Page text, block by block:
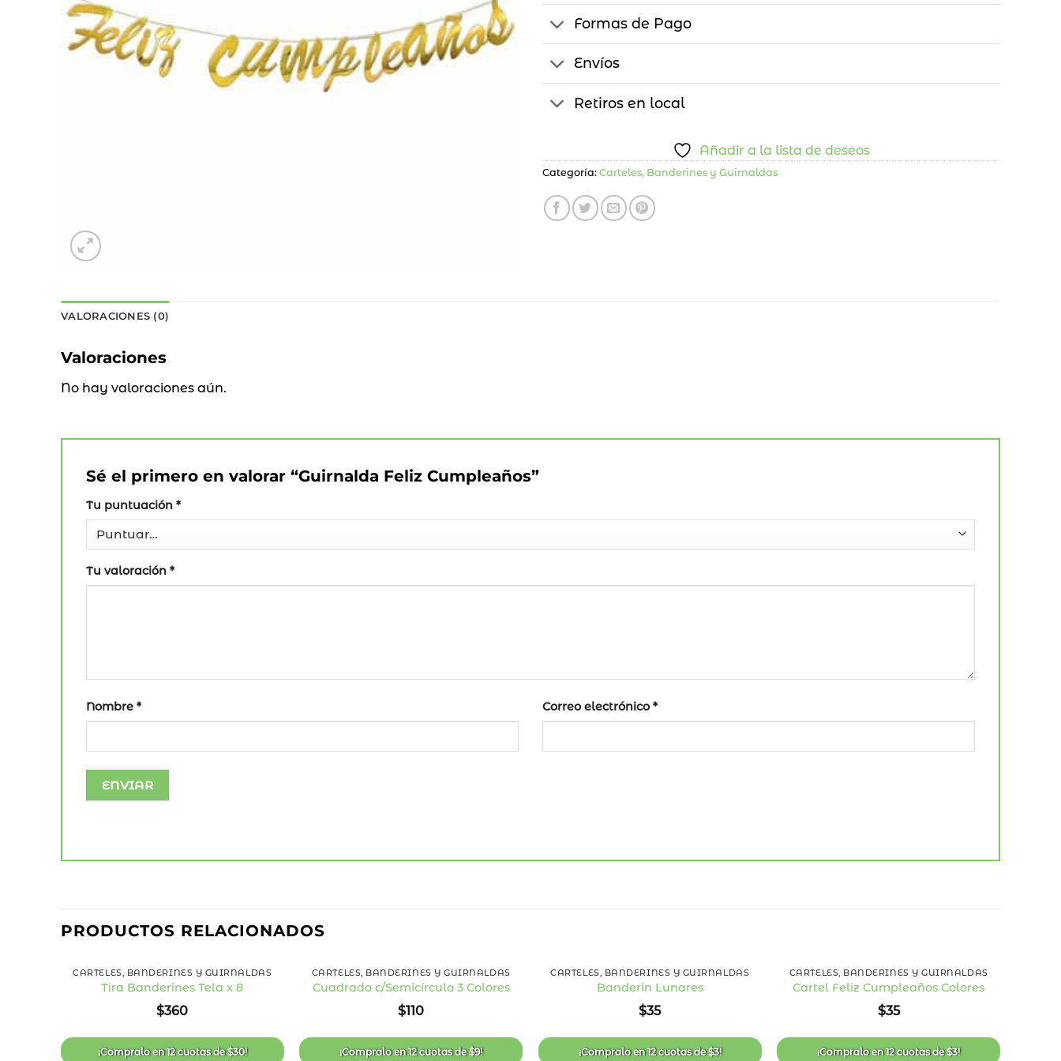
Formas de Pago
Envíos
Retiros en local
Añadir a la lista de deseos
Categoría: Carteles, Banderines y Guirnaldas
VALORACIONES (0)
Valoraciones
No hay valoraciones aún.
Sé el primero en valorar “Guirnalda Feliz Cumpleaños”
Tu puntuación *
Tu valoración *
Nombre * Correo electrónico *
PRODUCTOS RELACIONADOS
de
deseos
CARTELES, BANDERINES Y GUIRNALDAS
Tira Banderines Tela x 8
$360
¡Compralo en12 cuotasde$30!
de
deseos
CARTELES, BANDERINES Y GUIRNALDAS
Cuadrado c/Semicírculo 3 Colores
$110
¡Compralo en12 cuotasde$9!
de
deseos
CARTELES, BANDERINES Y GUIRNALDAS
Banderín Lunares
$35
¡Compralo en12 cuotasde$3!
de
deseos
CARTELES, BANDERINES Y GUIRNALDAS
Cartel Feliz Cumpleaños Colores
$35
¡Compralo en12 cuotasde$3!